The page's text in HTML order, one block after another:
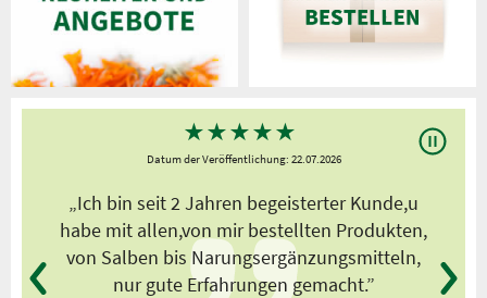
★★★★★
Datum der Veröffentlichung: 22.07.2026
„Ich bin seit 2 Jahren begeisterter Kunde,u
habe mit allen,von mir bestellten Produkten,
von Salben bis Narungsergänzungsmitteln,
nur gute Erfahrungen gemacht.”